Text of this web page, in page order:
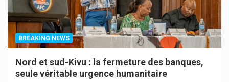
BREAKING NEWS
Nord et sud-Kivu : la fermeture des banques,
seule véritable urgence humanitaire